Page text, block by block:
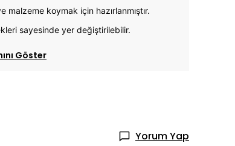
malzeme koymak için hazırlanmıştır.
sayesinde yer değiştirilebilir.
Göster
Yorum Yap